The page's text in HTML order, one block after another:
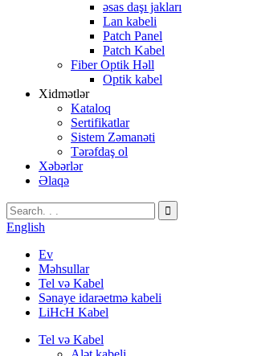
əsas daşı jakları
Lan kabeli
Patch Panel
Patch Kabel
Fiber Optik Həll
Optik kabel
Xidmətlər
Kataloq
Sertifikatlar
Sistem Zəmanəti
Tərəfdaş ol
Xəbərlər
Əlaqə
English
Ev
Məhsullar
Tel və Kabel
Sənaye idarəetmə kabeli
LiHcH Kabel
Tel və Kabel